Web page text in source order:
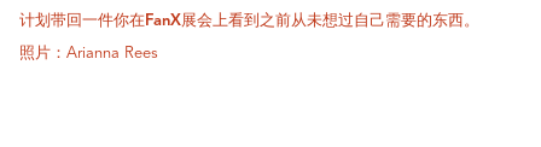
计划带回一件你在FanX展会上看到之前从未想过自己需要的东西。
照片：Arianna Rees